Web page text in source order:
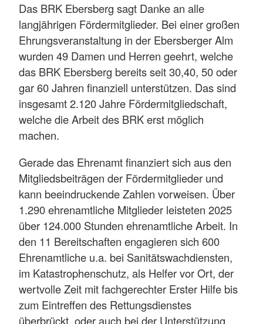
Das BRK Ebersberg sagt Danke an alle
langjährigen Fördermitglieder. Bei einer großen
Ehrungsveranstaltung in der Ebersberger Alm
wurden 49 Damen und Herren geehrt, welche
das BRK Ebersberg bereits seit 30,40, 50 oder
gar 60 Jahren finanziell unterstützen. Das sind
insgesamt 2.120 Jahre Fördermitgliedschaft,
welche die Arbeit des BRK erst möglich
machen.
Gerade das Ehrenamt finanziert sich aus den
Mitgliedsbeiträgen der Fördermitglieder und
kann beeindruckende Zahlen vorweisen. Über
1.290 ehrenamtliche Mitglieder leisteten 2025
über 124.000 Stunden ehrenamtliche Arbeit. In
den 11 Bereitschaften engagieren sich 600
Ehrenamtliche u.a. bei Sanitätswachdiensten,
im Katastrophenschutz, als Helfer vor Ort, der
wertvolle Zeit mit fachgerechter Erster Hilfe bis
zum Eintreffen des Rettungsdienstes
überbrückt, oder auch bei der Unterstützung